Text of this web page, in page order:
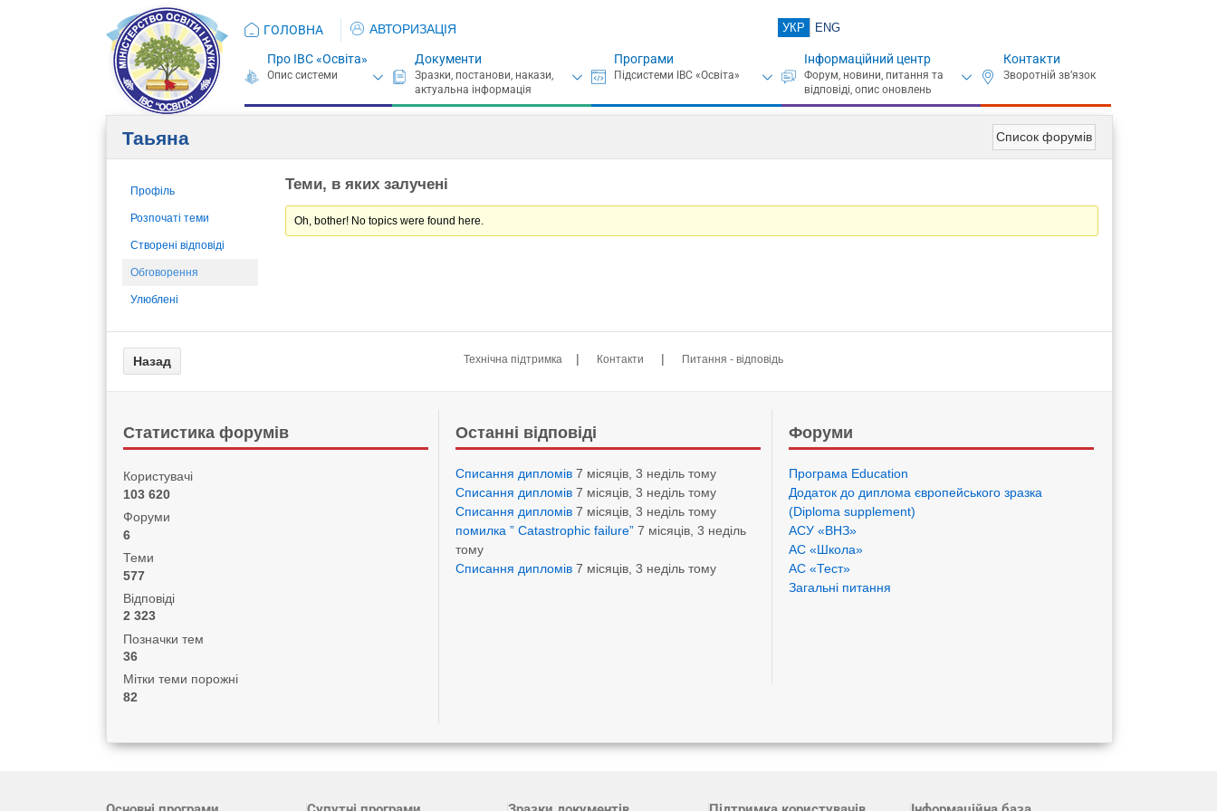
ГОЛОВНА АВТОРИЗАЦІЯ УКР ENG
Про ІВС «Освіта» Документи Програми Інформаційний центр Контакти
Список форумів
Таьяна
Профіль
Розпочаті теми
Створені відповіді
Обговорення
Улюблені
Теми, в яких залучені
Oh, bother! No topics were found here.
Технічна підтримка | Контакти | Питання - відповідь
Статистика форумів
Користувачі
103 620
Форуми
6
Теми
577
Відповіді
2 323
Позначки тем
36
Мітки теми порожні
82
Останні відповіді
Списання дипломів 7 місяців, 3 неділь тому
Списання дипломів 7 місяців, 3 неділь тому
Списання дипломів 7 місяців, 3 неділь тому
помилка ” Catastrophic failure” 7 місяців, 3 неділь
тому
Списання дипломів 7 місяців, 3 неділь тому
Форуми
Програма Eduсation
Додаток до диплома європейського зразка
(Diploma supplement)
АСУ «ВНЗ»
АС «Школа»
АС «Тест»
Загальні питання